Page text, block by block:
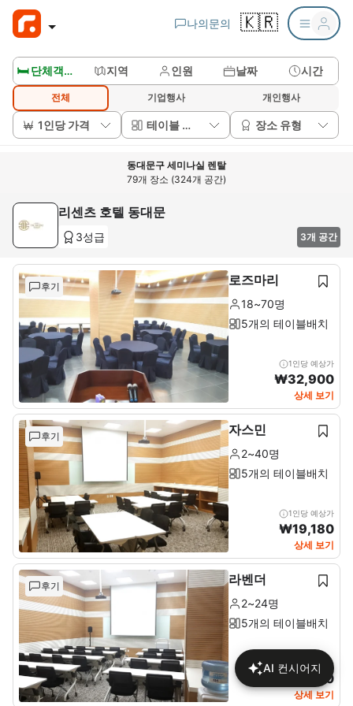
나의문의 🇰🇷
🛏️ 단체객실보기 지역 인원 날짜 시간
전체 기업행사 개인행사
1인당 가격 테이블 배치 장소 유형
동대문구 세미나실 렌탈
79개 장소 (324개 공간)
리센츠 호텔 동대문
3성급 3개 공간
후기 로즈마리
18~70명
5개의 테이블배치
1인당 예상가
₩32,900
상세 보기
후기 자스민
2~40명
5개의 테이블배치
1인당 예상가
₩19,180
상세 보기
후기 라벤더
2~24명
5개의 테이블배치
1인당 예상가
₩ 24,610
상세 보기
AI 컨시어지